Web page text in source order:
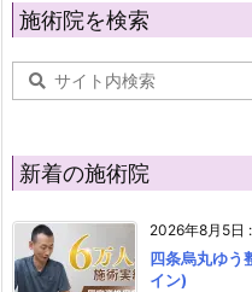
施術院を検索
新着の施術院
2026年8月5日 :
四条烏丸ゆう
イン)